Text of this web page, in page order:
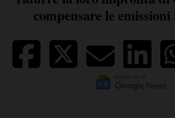
compensare le